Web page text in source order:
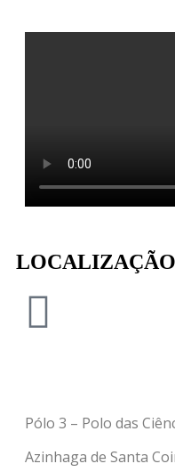
Pólo 3 – Polo das
Azinhaga de Santa